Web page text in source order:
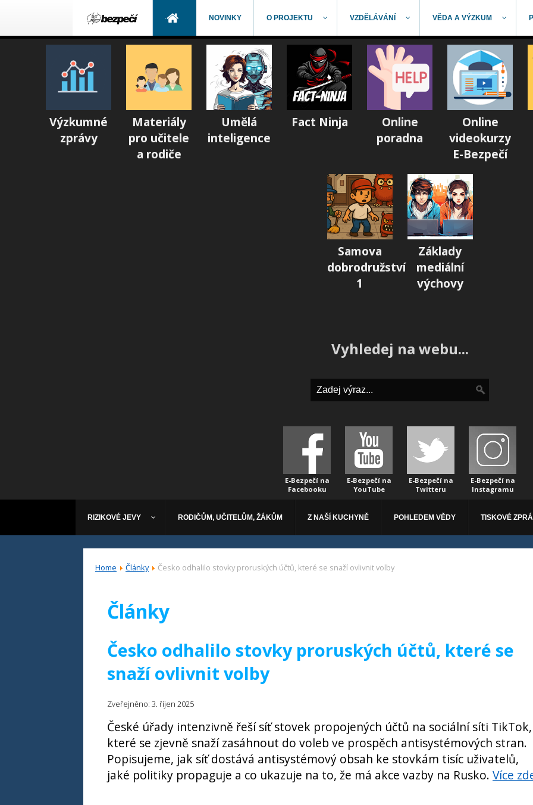
NOVINKY O PROJEKTU VZDĚLÁVÁNÍ VĚDA A VÝZKUM
Výzkumné
zprávy
Materiály
pro učitele
a rodiče
Umělá
inteligence
Fact Ninja
Online
poradna
Online
videokurzy
E-Bezpečí
Samova
dobrodružství
1
Základy
mediální
výchovy
Vyhledej na webu...
E-Bezpečí na
Facebooku
E-Bezpečí na
YouTube
E-Bezpečí na
Twitteru
E-Bezpečí na
Instagramu
RIZIKOVÉ JEVY RODIČŮM, UČITELŮM, ŽÁKŮM Z NAŠÍ KUCHYNĚ POHLEDEM VĚDY TISKOVÉ
Home Články Česko odhalilo stovky proruských účtů, které se snaží ovlivnit volby
Články
Česko odhalilo stovky proruských účtů, které se
snaží ovlivnit volby
Zveřejněno: 3. říjen 2025
České úřady intenzivně řeší síť stovek propojených účtů na sociální síti TikTok,
které se zjevně snaží zasáhnout do voleb ve prospěch antisystémových stran.
Popisujeme, jak síť dostává antisystémový obsah ke stovkám tisíc uživatelů,
jaké politiky propaguje a co ukazuje na to, že má akce vazby na Rusko. Více